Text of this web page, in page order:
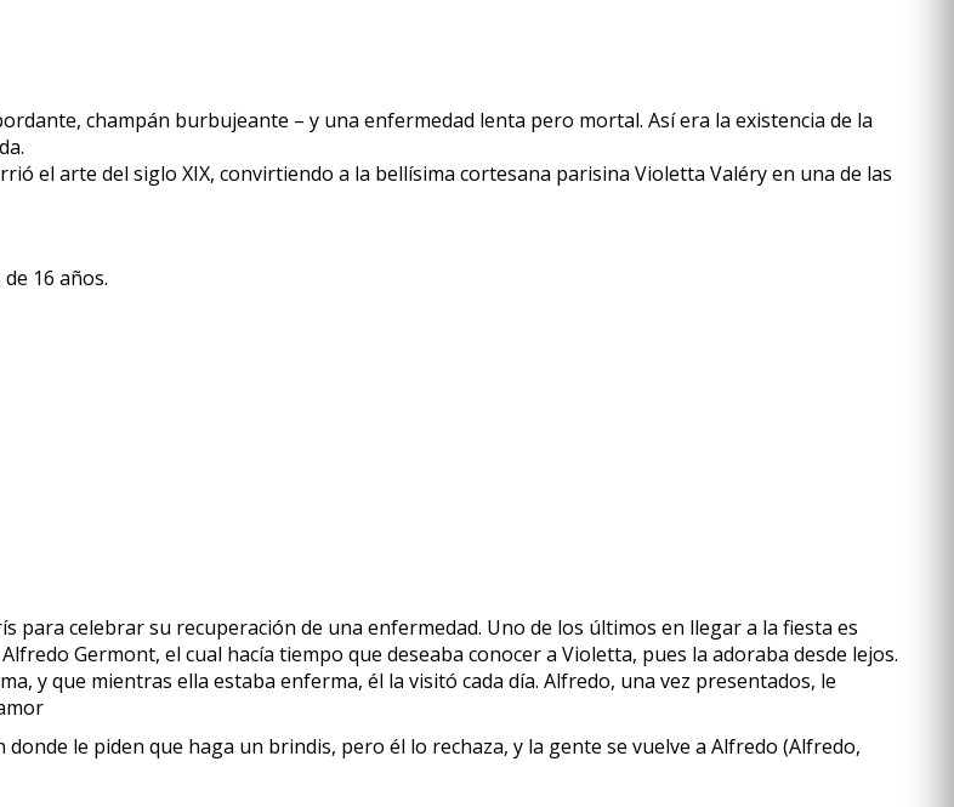
champán burbujeante – y una enfermedad lenta pero mortal. Así era la existencia de la
el arte del siglo XIX, convirtiendo a la bellísima cortesana parisina Violetta Valéry en una de las
16 años.
para celebrar su recuperación de una enfermedad. Uno de los últimos en llegar a la fiesta es
Germont, el cual hacía tiempo que deseaba conocer a Violetta, pues la adoraba desde lejos.
y que mientras ella estaba enferma, él la visitó cada día. Alfredo, una vez presentados, le
le piden que haga un brindis, pero él lo rechaza, y la gente se vuelve a Alfredo (Alfredo,